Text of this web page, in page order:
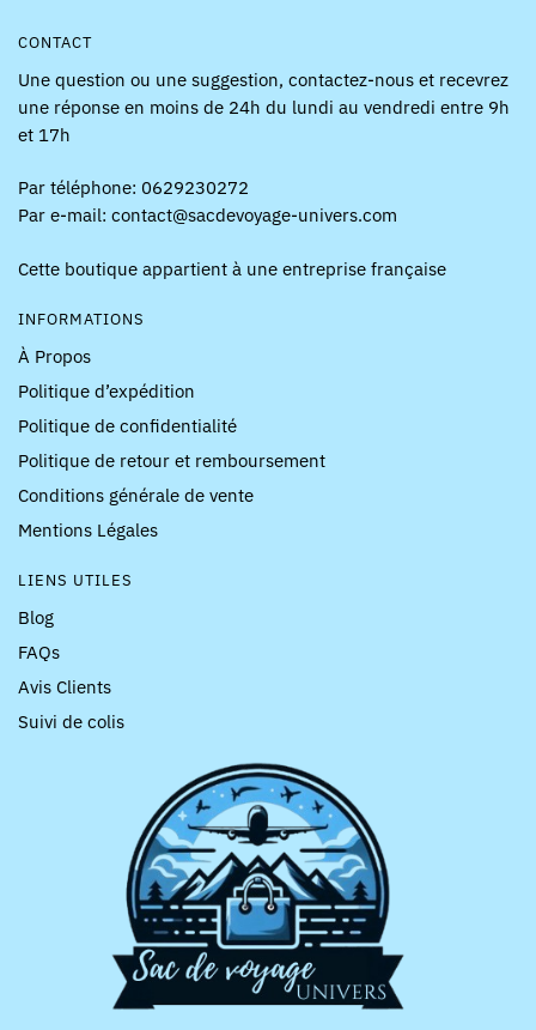
CONTACT
Une question ou une suggestion, contactez-nous et recevrez
une réponse en moins de 24h du lundi au vendredi entre 9h
et 17h
Par téléphone: 0629230272
Par e-mail: contact@sacdevoyage-univers.com
Cette boutique appartient à une entreprise française
INFORMATIONS
À Propos
Politique d’expédition
Politique de confidentialité
Politique de retour et remboursement
Conditions générale de vente
Mentions Légales
LIENS UTILES
Blog
FAQs
Avis Clients
Suivi de colis